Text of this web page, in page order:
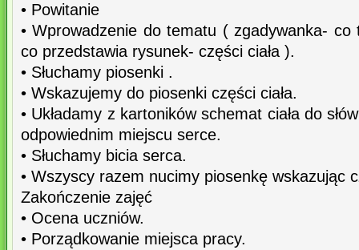
• Powitanie
• Wprowadzenie do tematu ( zgadywanka-
co przedstawia rysunek- części ciała ).
• Słuchamy piosenki .
• Wskazujemy do piosenki części ciała.
• Układamy z kartoników schemat ciała do
odpowiednim miejscu serce.
• Słuchamy bicia serca.
• Wszyscy razem nucimy piosenkę wskazując
Zakończenie zajęć
• Ocena uczniów.
• Porządkowanie miejsca pracy.